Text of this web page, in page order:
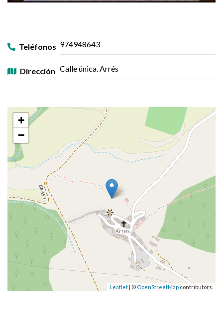
Teléfonos 974948643
Dirección Calle única. Arrés
+
−
Leaflet | © OpenStreetMap contributors.